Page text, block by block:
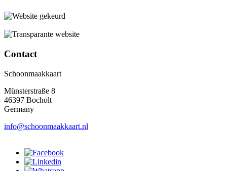
Contact
Schoonmaakkaart
Münsterstraße 8
46397 Bocholt
Germany
info@schoonmaakkaart.nl